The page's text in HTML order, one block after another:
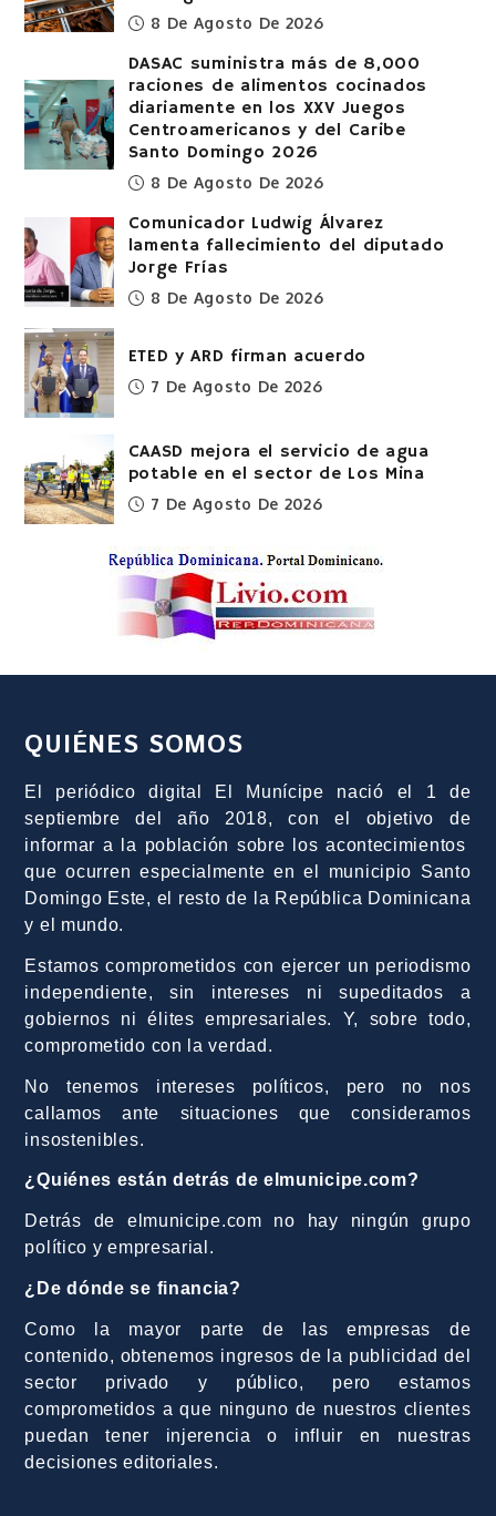
8 De Agosto De 2026
DASAC suministra más de 8,000
raciones de alimentos cocinados
diariamente en los XXV Juegos
Centroamericanos y del Caribe
Santo Domingo 2026
8 De Agosto De 2026
Comunicador Ludwig Álvarez
lamenta fallecimiento del diputado
Jorge Frías
8 De Agosto De 2026
ETED y ARD firman acuerdo
7 De Agosto De 2026
CAASD mejora el servicio de agua
potable en el sector de Los Mina
7 De Agosto De 2026
QUIÉNES SOMOS
El periódico digital El Munícipe nació el 1 de
septiembre del año 2018, con el objetivo de
informar a la población sobre los acontecimientos
que ocurren especialmente en el municipio Santo
Domingo Este, el resto de la República Dominicana
y el mundo.
Estamos comprometidos con ejercer un periodismo
independiente, sin intereses ni supeditados a
gobiernos ni élites empresariales. Y, sobre todo,
comprometido con la verdad.
No tenemos intereses políticos, pero no nos
callamos ante situaciones que consideramos
insostenibles.
¿Quiénes están detrás de elmunicipe.com?
Detrás de elmunicipe.com no hay ningún grupo
político y empresarial.
¿De dónde se financia?
Como la mayor parte de las empresas de
contenido, obtenemos ingresos de la publicidad del
sector privado y público, pero estamos
comprometidos a que ninguno de nuestros clientes
puedan tener injerencia o influir en nuestras
decisiones editoriales.